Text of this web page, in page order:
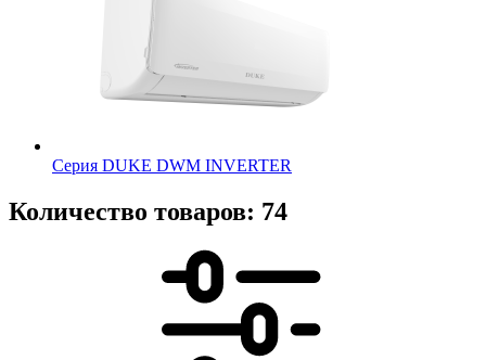
Серия DUKE DWM INVERTER
Количество товаров: 74